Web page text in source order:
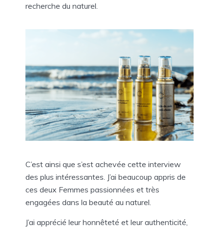
recherche du naturel.
C’est ainsi que s’est achevée cette interview
des plus intéressantes. J’ai beaucoup appris de
ces deux Femmes passionnées et très
engagées dans la beauté au naturel.
J’ai apprécié leur honnêteté et leur authenticité,